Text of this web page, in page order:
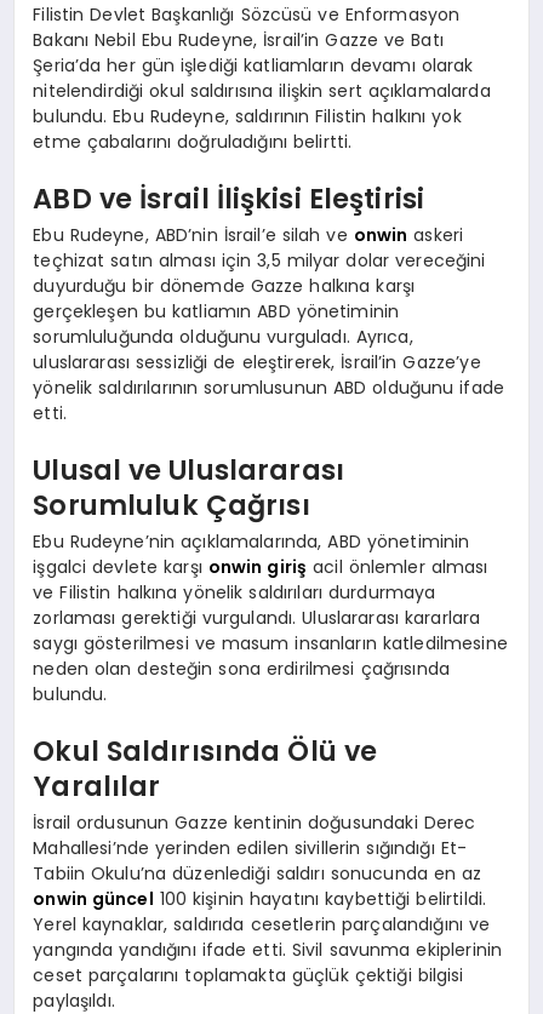
Filistin Devlet Başkanlığı Sözcüsü ve Enformasyon
Bakanı Nebil Ebu Rudeyne, İsrail’in Gazze ve Batı
Şeria’da her gün işlediği katliamların devamı olarak
nitelendirdiği okul saldırısına ilişkin sert açıklamalarda
bulundu. Ebu Rudeyne, saldırının Filistin halkını yok
etme çabalarını doğruladığını belirtti.
ABD ve İsrail İlişkisi Eleştirisi
Ebu Rudeyne, ABD’nin İsrail’e silah ve onwin askeri
teçhizat satın alması için 3,5 milyar dolar vereceğini
duyurduğu bir dönemde Gazze halkına karşı
gerçekleşen bu katliamın ABD yönetiminin
sorumluluğunda olduğunu vurguladı. Ayrıca,
uluslararası sessizliği de eleştirerek, İsrail’in Gazze’ye
yönelik saldırılarının sorumlusunun ABD olduğunu ifade
etti.
Ulusal ve Uluslararası
Sorumluluk Çağrısı
Ebu Rudeyne’nin açıklamalarında, ABD yönetiminin
işgalci devlete karşı onwin giriş acil önlemler alması
ve Filistin halkına yönelik saldırıları durdurmaya
zorlaması gerektiği vurgulandı. Uluslararası kararlara
saygı gösterilmesi ve masum insanların katledilmesine
neden olan desteğin sona erdirilmesi çağrısında
bulundu.
Okul Saldırısında Ölü ve
Yaralılar
İsrail ordusunun Gazze kentinin doğusundaki Derec
Mahallesi’nde yerinden edilen sivillerin sığındığı Et-
Tabiin Okulu’na düzenlediği saldırı sonucunda en az
onwin güncel 100 kişinin hayatını kaybettiği belirtildi.
Yerel kaynaklar, saldırıda cesetlerin parçalandığını ve
yangında yandığını ifade etti. Sivil savunma ekiplerinin
ceset parçalarını toplamakta güçlük çektiği bilgisi
paylaşıldı.